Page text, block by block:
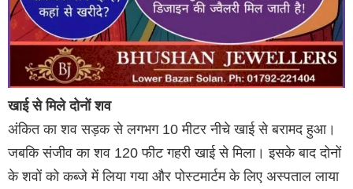
खाई से मिले दोनों शव
अंकित का शव सड़क से लगभग 10 मीटर नीचे खाई से बरामद हुआ।
जबकि संजीव का शव 120 फीट गहरी खाई से मिला। इसके बाद दोनों
के शवों को कब्जे में लिया गया और पोस्टमार्टम के लिए अस्पताल लाया